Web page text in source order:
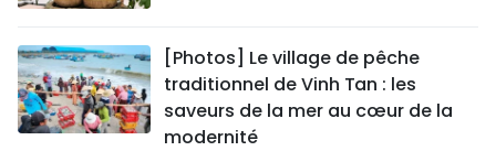
[Photos] Le village de pêche
traditionnel de Vinh Tan : les
saveurs de la mer au cœur de la
modernité